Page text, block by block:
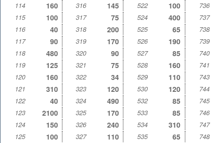
114
160 316 145 522 100
736
115
100 317 75 524 400
737
116
40 318 200 525 65
738
117
90 319 170 526 190
739
118
480 320 90 527 85
740
119
125 321 75 528 160
741
120
160 322 34 529 110
743
121
310 323 120 530 120
744
122
40 324 490 532 85
745
123
2100 325 170 533 85
746
124
150 326 240 534 310
747
125
100 327 110 535 65
748